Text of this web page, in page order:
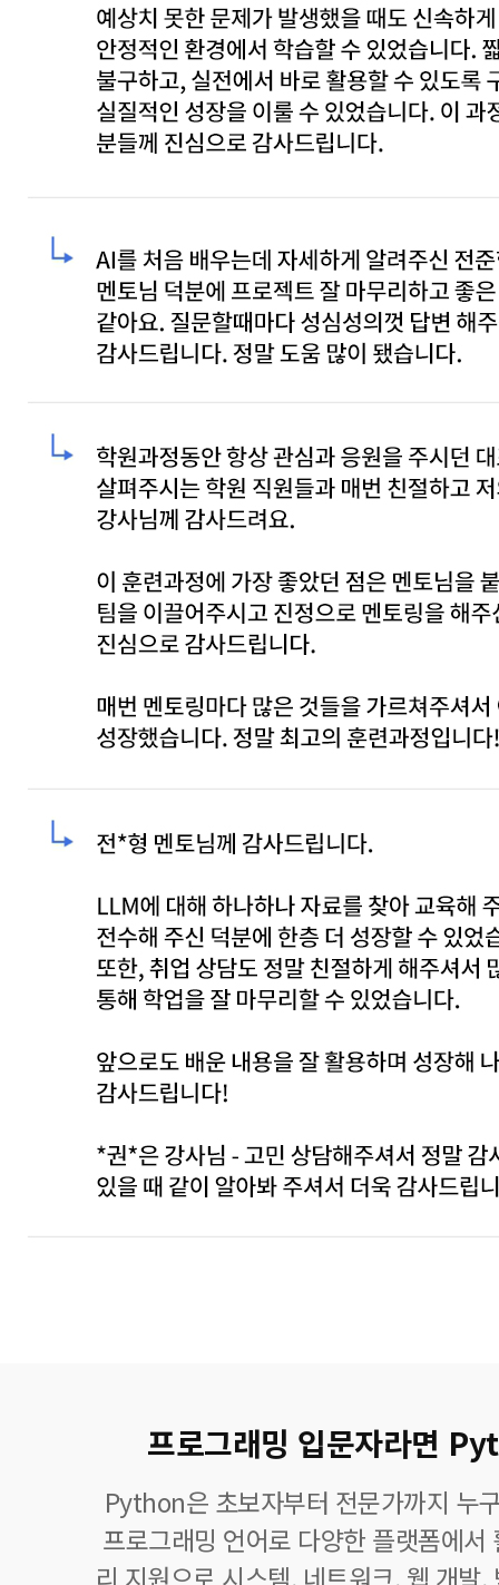
프로그래밍 입문자라면
Python은 초보자부터 전문가까지 누
프로그래밍 언어로 다양한 플랫폼에
리 지원으로 시스템, 네트워크, 웹 개발